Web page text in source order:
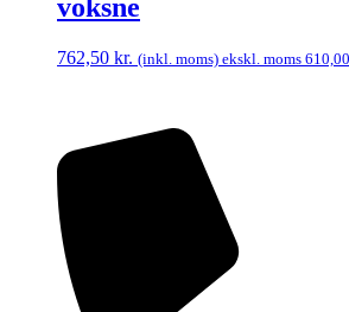
voksne
762,50 kr. (inkl. moms) ekskl. moms 610,00